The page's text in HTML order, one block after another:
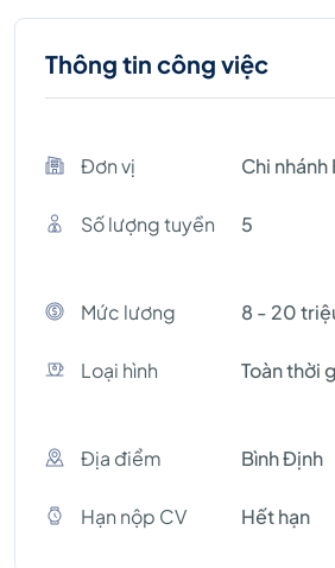
Thông tin công việc
Đơn vị Chi nhánh
Số lượng tuyền 5
Mức lương 8 - 20
Loại hình Toàn thời
Địa điểm Bình Định
Hạn nộp CV Hết hạn